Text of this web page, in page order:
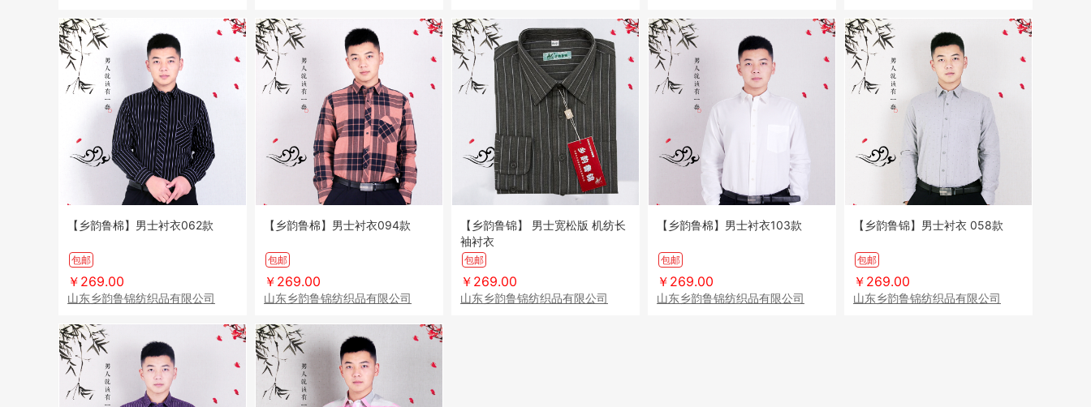
【乡韵鲁棉】男士衬衣062款
包邮
￥269.00
山东乡韵鲁锦纺织品有限公司
【乡韵鲁棉】男士衬衣094款
包邮
￥269.00
山东乡韵鲁锦纺织品有限公司
【乡韵鲁锦】 男士宽松版 机纺长
袖衬衣
包邮
￥269.00
山东乡韵鲁锦纺织品有限公司
【乡韵鲁棉】男士衬衣103款
包邮
￥269.00
山东乡韵鲁锦纺织品有限公司
【乡韵鲁锦】男士衬衣 058款
包邮
￥269.00
山东乡韵鲁锦纺织品有限公司